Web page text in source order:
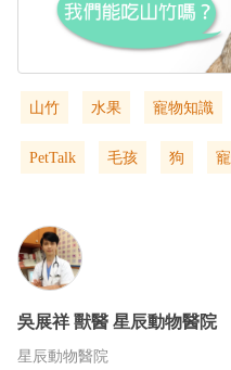
山竹 水果 寵物知識
PetTalk 毛孩 狗
吳展祥 獸醫 星辰動物醫院
星辰動物醫院